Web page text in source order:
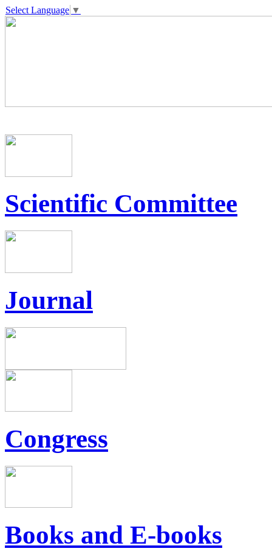
Select Language ▼
Scientific Committee
Journal
Congress
Books and E-books